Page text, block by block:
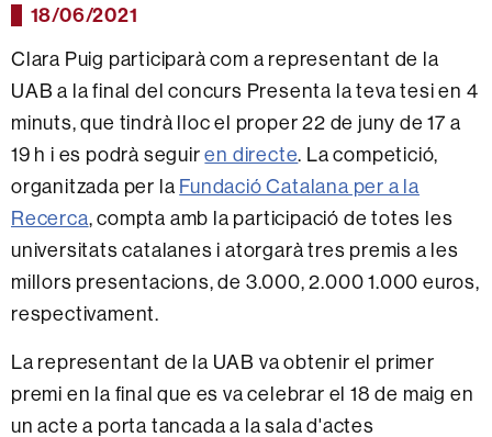
18/06/2021
Clara Puig participarà com a representant de la
UAB a la final del concurs Presenta la teva tesi en 4
minuts, que tindrà lloc el proper 22 de juny de 17 a
19 h i es podrà seguiren directe. La competició,
organitzada per la Fundació Catalana per a la
Recerca, compta amb la participació de totes les
universitats catalanes i atorgarà tres premis a les
millors presentacions, de 3.000, 2.000 1.000 euros,
respectivament.
La representant de la UAB va obtenir el primer
premi en la final que es va celebrar el 18 de maig en
un acte a porta tancada a la sala d'actes